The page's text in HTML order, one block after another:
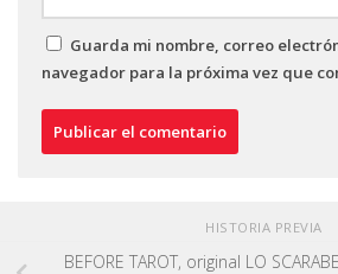
Guarda mi nombre, correo
navegador para la próxima vez que
HISTORIA PREVIA
BEFORE TAROT, original LO